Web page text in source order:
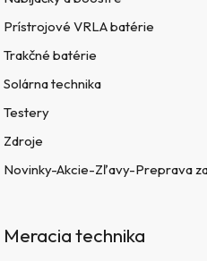
Prístrojové VRLA batérie
Trakčné batérie
Solárna technika
Testery
Zdroje
Novinky-Akcie-Zľavy-Preprava
Meracia technika